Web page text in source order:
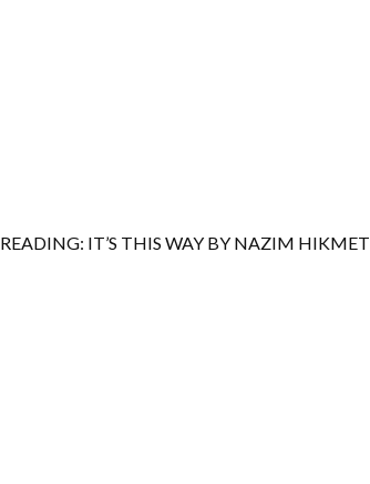
READING: IT’S THIS WAY BY NAZIM HIKMET